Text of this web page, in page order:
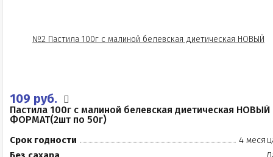
109 руб.
Пастила 100г с малиной белевская диетическая НОВЫЙ
ФОРМАТ(2шт по 50г)
Срок годности
4